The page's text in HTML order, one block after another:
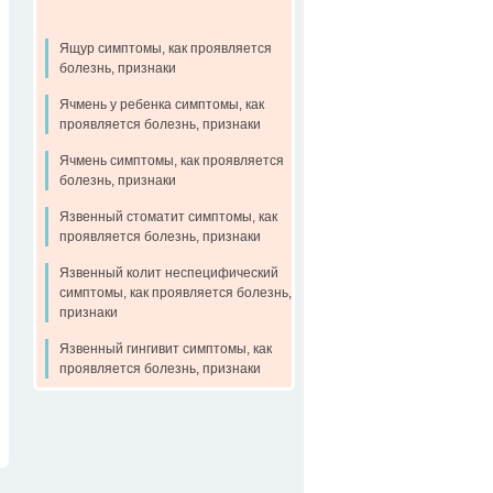
Ящур симптомы, как проявляется
болезнь, признаки
Ячмень у ребенка симптомы, как
проявляется болезнь, признаки
Ячмень симптомы, как проявляется
болезнь, признаки
Язвенный стоматит симптомы, как
проявляется болезнь, признаки
Язвенный колит неспецифический
симптомы, как проявляется болезнь,
признаки
Язвенный гингивит симптомы, как
проявляется болезнь, признаки